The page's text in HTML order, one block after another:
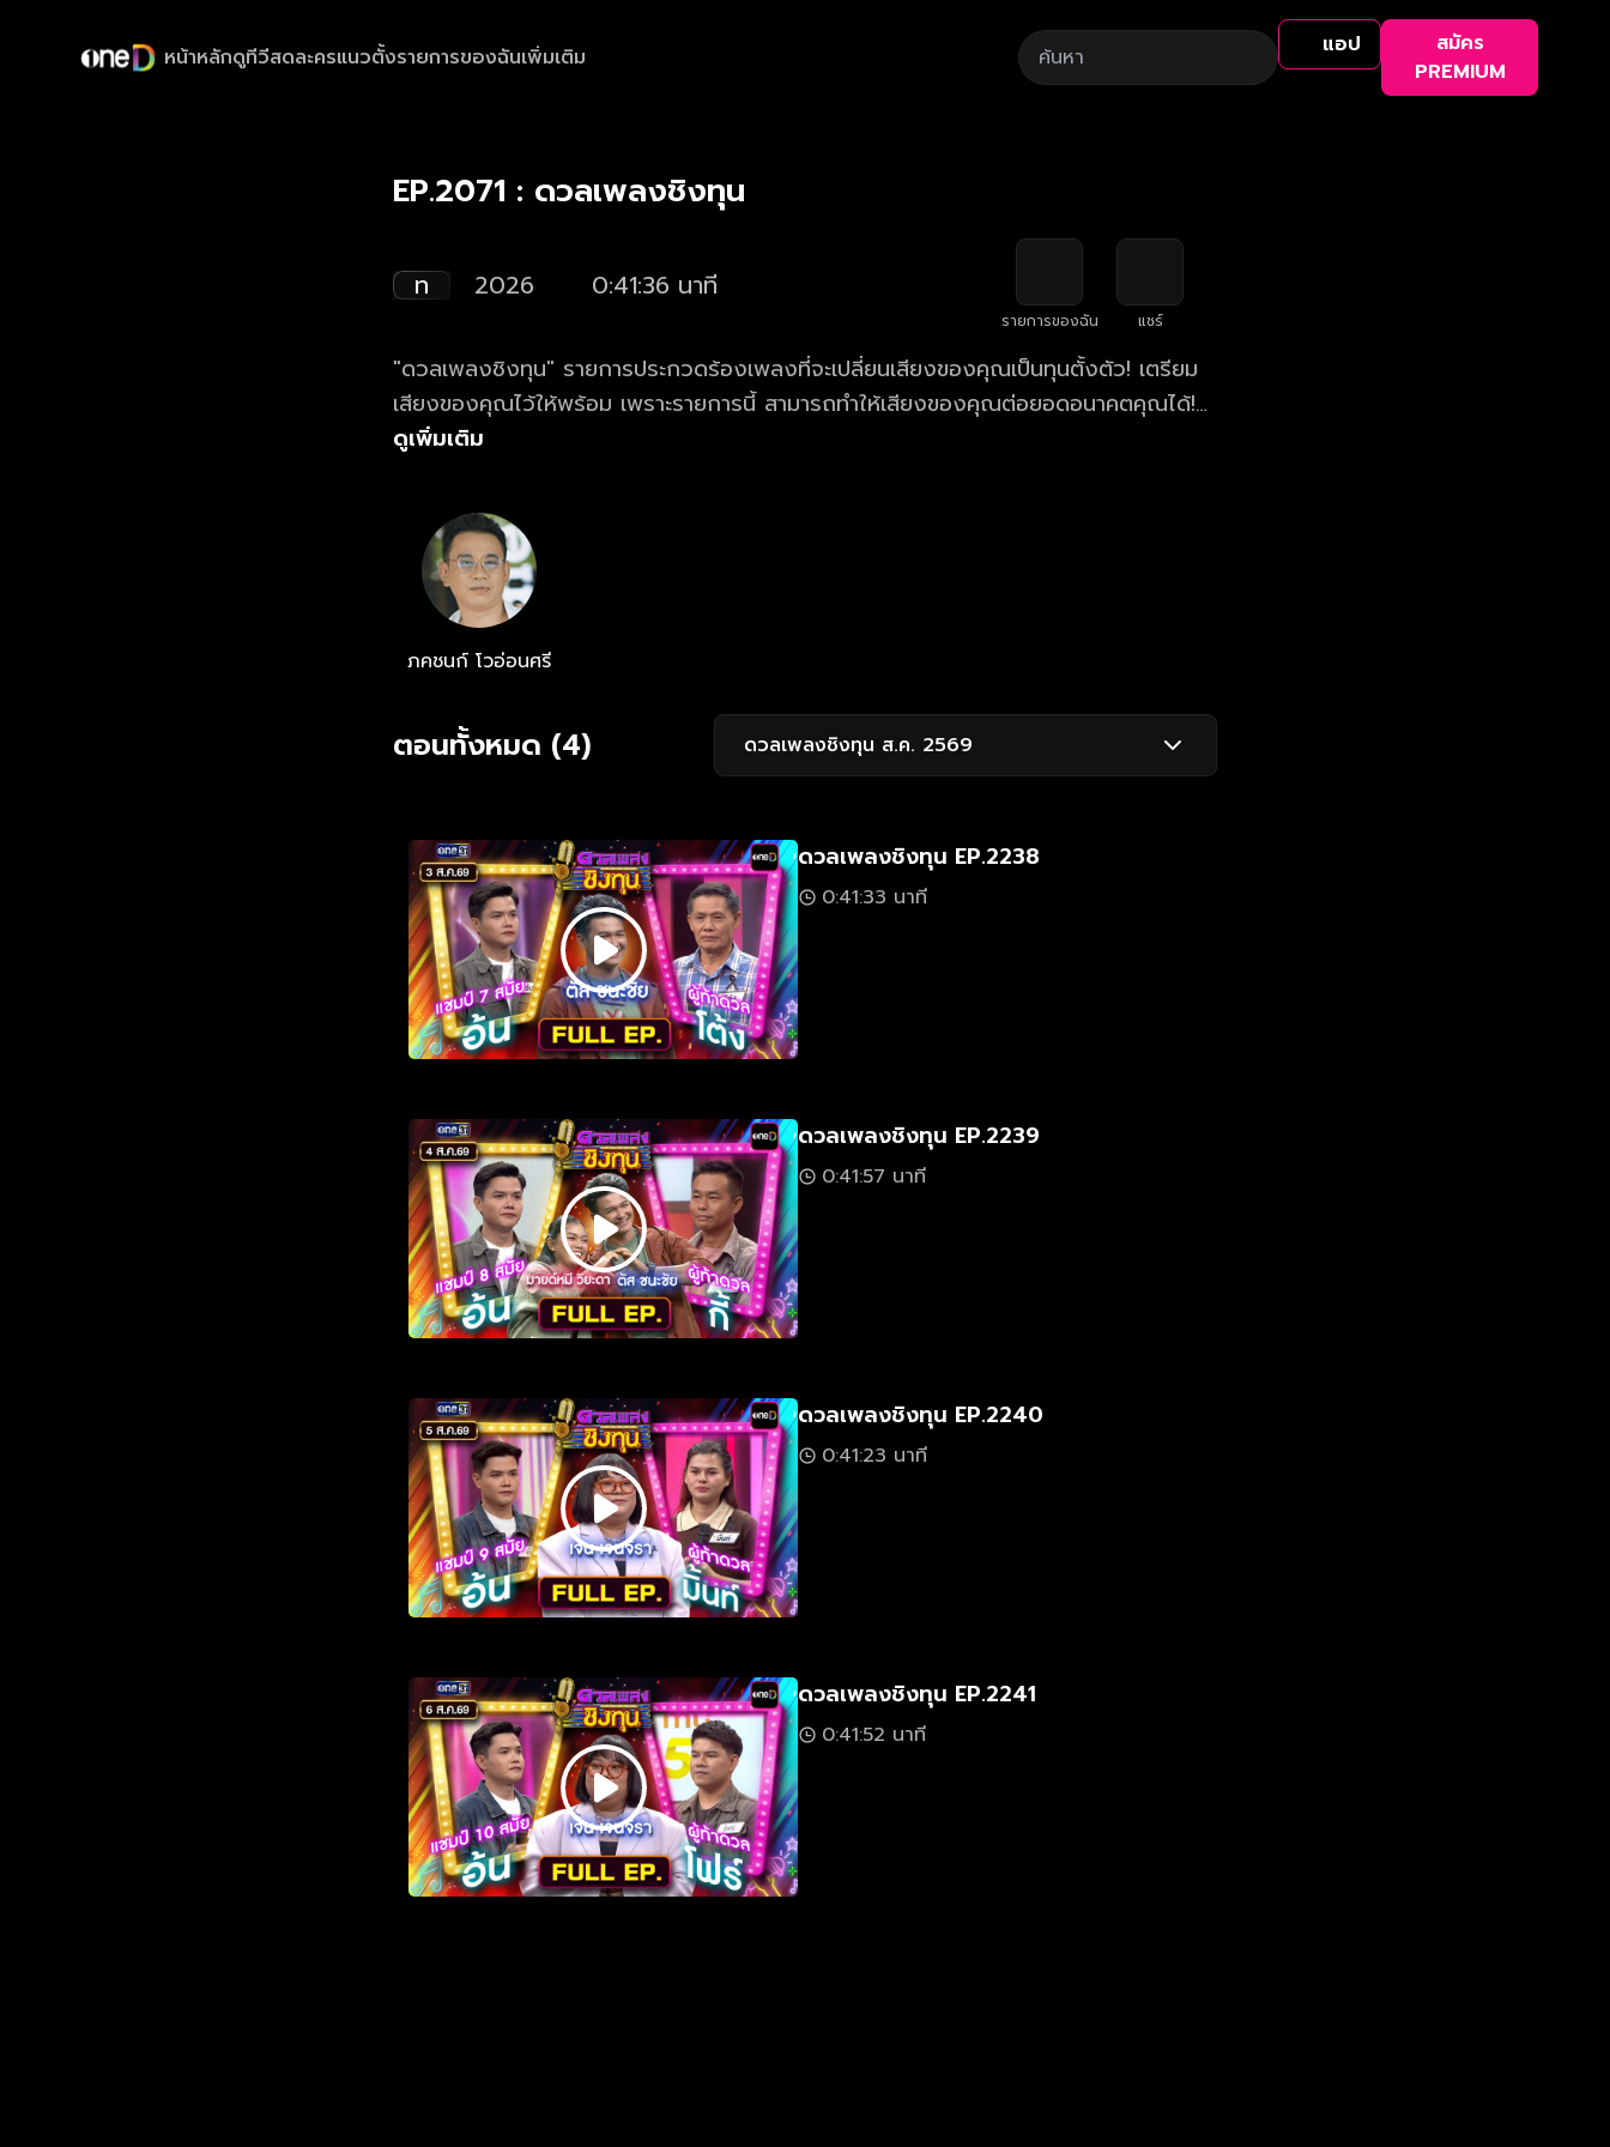
หน้าหลักดูทีวีสดละครแนวตั้งรายการของฉันเพิ่มเติม แอป
สมัคร
PREMIUM
EP.2071 : ดวลเพลงชิงทุน
ท 2026 0:41:36 นาที
รายการของฉัน แชร์
"ดวลเพลงชิงทุน" รายการประกวดร้องเพลงที่จะเปลี่ยนเสียงของคุณเป็นทุนตั้งตัว! เตรียม
เสียงของคุณไว้ให้พร้อม เพราะรายการนี้ สามารถทำให้เสียงของคุณต่อยอดอนาคตคุณได้!
ดูย้อนหลังรายการ ดวลเพลงชิงทุน ตอนใหม่ล่าสุด ทุกวันจันทร์ - เสาร์ เวลา 19.45 น.
ดูเพิ่มเติม
ภคชนก์ โวอ่อนศรี
ตอนทั้งหมด (4) ดวลเพลงชิงทุน ส.ค. 2569
ดวลเพลงชิงทุน EP.2238
0:41:33 นาที
ดวลเพลงชิงทุน EP.2239
0:41:57 นาที
ดวลเพลงชิงทุน EP.2240
0:41:23 นาที
ดวลเพลงชิงทุน EP.2241
0:41:52 นาที